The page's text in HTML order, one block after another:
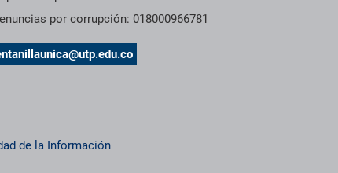
por corrupción: 018000966781
de la Información